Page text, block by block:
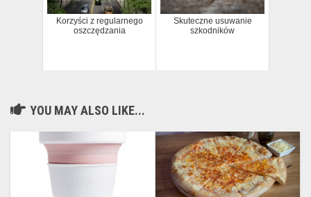
Korzyści z regularnego
oszczędzania
Skuteczne usuwanie
szkodników
YOU MAY ALSO LIKE...